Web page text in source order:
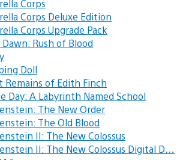
Corps
Corps Deluxe Edition
Corps Upgrade Pack
Rush of Blood
Doll
Remains of Edith Finch
Day: A Labyrinth Named School
The New Order
The Old Blood
II: The New Colossus
II: The New Colossus Digital D…